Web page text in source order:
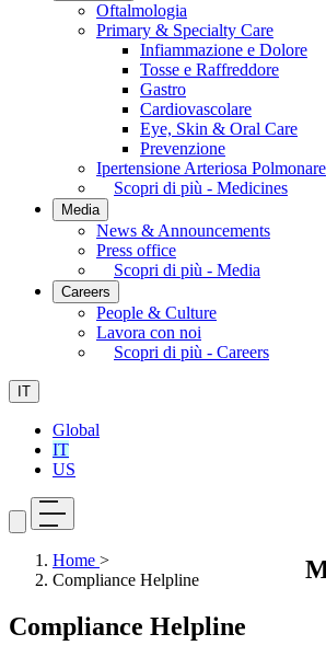
Oftalmologia
Primary & Specialty Care
Infiammazione e Dolore
Tosse e Raffreddore
Gastro
Cardiovascolare
Eye, Skin & Oral Care
Prevenzione
Ipertensione Arteriosa Polmonare
Scopri di più - Medicines
Media
News & Announcements
Press office
Scopri di più - Media
Careers
People & Culture
Lavora con noi
Scopri di più - Careers
IT
Global
IT
US
Home >
Compliance Helpline
Compliance Helpline